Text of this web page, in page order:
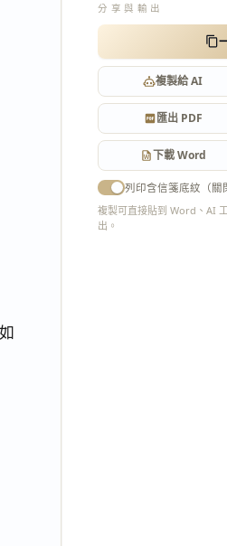
分享與輸出
複製給 AI
匯出 PDF
下載 Word
列印含信箋底紋（關
複製可直接貼到 Word、AI
出。